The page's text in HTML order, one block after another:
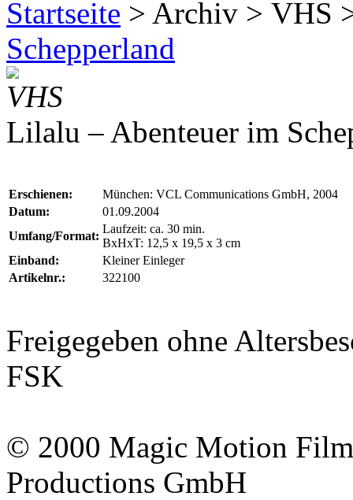
Startseite > Archiv > VHS
Schepperland
VHS
Lilalu – Abenteuer im
Erschienen:
München: VCL Communications GmbH, 2004
Datum:
01.09.2004
Umfang/Format:
Laufzeit: ca. 30 min.
BxHxT: 12,5 x 19,5 x 3 cm
Einband:
Kleiner Einleger
Artikelnr.:
322100
Freigegeben ohne
FSK
© 2000 Magic Motion
Productions GmbH